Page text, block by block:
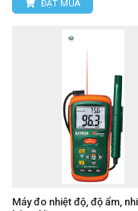
ĐẶT MUA
Máy đo nhiệt độ, độ ẩm,